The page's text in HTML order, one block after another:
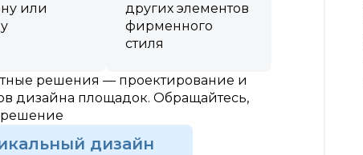
или
других элементов
фирменного
стиля
решения — проектирование и
дизайна площадок. Обращайтесь,
решение
дизайн